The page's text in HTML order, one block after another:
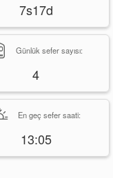
7s17d
Günlük sefer sayısı:
4
En geç sefer saati:
13:05